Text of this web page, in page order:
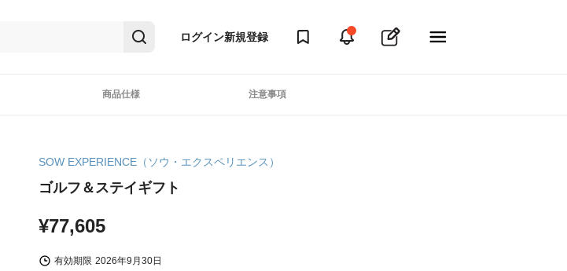
ログイン新規登録
商品仕様 注意事項
SOW EXPERIENCE（ソウ・エクスペリエンス）
ゴルフ＆ステイギフト
¥77,605
有効期限 2026年9月30日